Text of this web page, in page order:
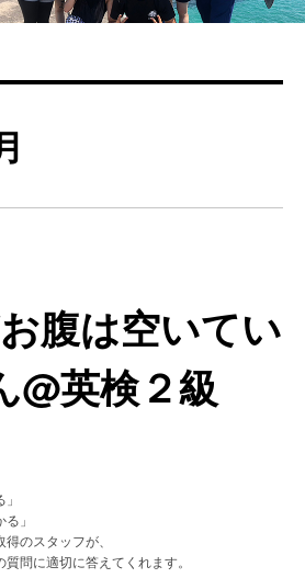
腹は空いてい
@英検２級
」
のスタッフが、
問に適切に答えてくれます。